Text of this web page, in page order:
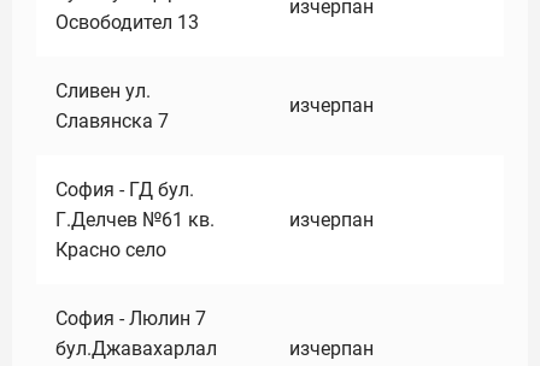
Освободител 13
изчерпан
Сливен ул.
Славянска 7
изчерпан
София - ГД бул.
Г.Делчев №61 кв.
Красно село
изчерпан
София - Люлин 7
бул.Джавахарлал
изчерпан